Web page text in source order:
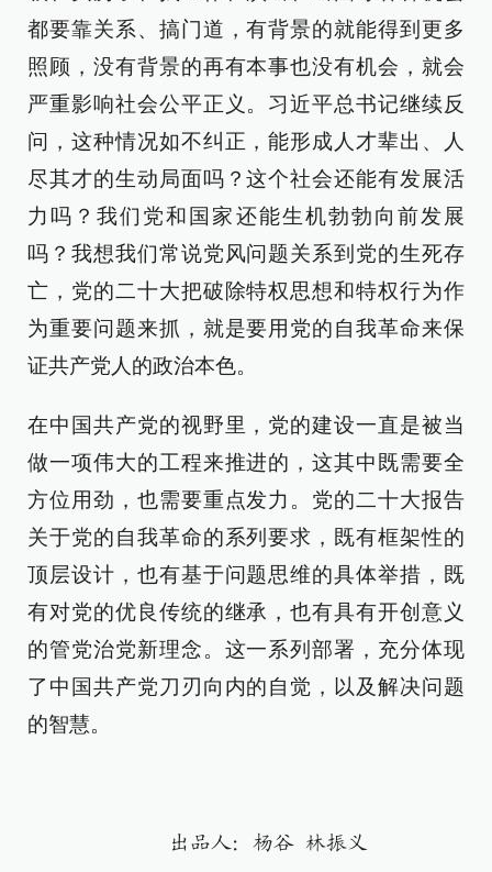
都要靠关系、搞门道，有背景的就能得到更多
照顾，没有背景的再有本事也没有机会，就会
严重影响社会公平正义。习近平总书记继续反
问，这种情况如不纠正，能形成人才辈出、人
尽其才的生动局面吗？这个社会还能有发展活
力吗？我们党和国家还能生机勃勃向前发展
吗？我想我们常说党风问题关系到党的生死存
亡，党的二十大把破除特权思想和特权行为作
为重要问题来抓，就是要用党的自我革命来保
证共产党人的政治本色。
在中国共产党的视野里，党的建设一直是被当
做一项伟大的工程来推进的，这其中既需要全
方位用劲，也需要重点发力。党的二十大报告
关于党的自我革命的系列要求，既有框架性的
顶层设计，也有基于问题思维的具体举措，既
有对党的优良传统的继承，也有具有开创意义
的管党治党新理念。这一系列部署，充分体现
了中国共产党刀刃向内的自觉，以及解决问题
的智慧。
出品人：杨谷 林振义